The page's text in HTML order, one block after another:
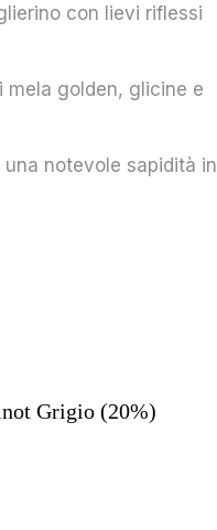
con lievi riflessi
golden, glicine e
notevole sapidità in
Grigio (20%)